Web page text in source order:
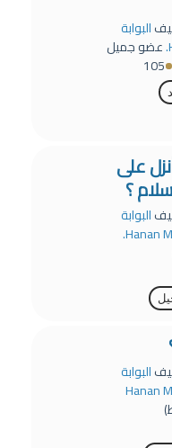
البوابة
عضو جميل
105
على
؟
البوابة
Hanan
البوابة
Hanan